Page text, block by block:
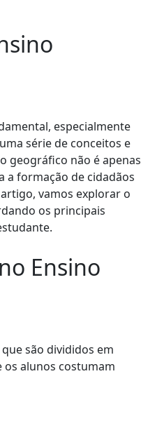
especialmente
série de conceitos e
geográfico não é apenas
a formação de cidadãos
vamos explorar o
os principais
Ensino
são divididos em
alunos costumam